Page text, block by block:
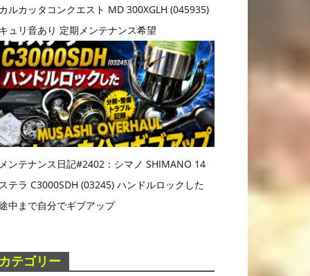
ルカッタコンクエスト MD 300XGLH (045935)
ュリ音あり 定期メンテナンス希望
ンテナンス日記#2402：シマノ SHIMANO 14
テラ C3000SDH (03245) ハンドルロックした
中まで自分でギブアップ
テゴリー